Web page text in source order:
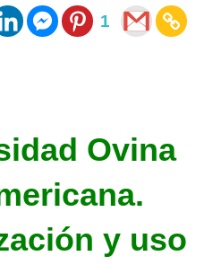
1
Ovina
y uso